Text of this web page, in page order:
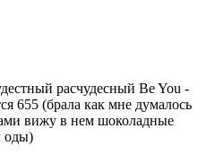
расчудесный Be You -
655 (брала как мне думалось
вижу в нем шоколадные
оды)